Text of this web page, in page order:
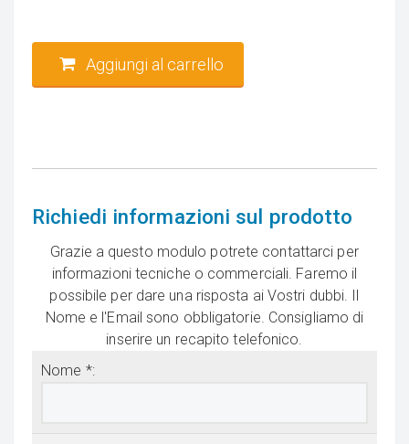
Aggiungi al carrello
Richiedi informazioni sul prodotto
Grazie a questo modulo potrete contattarci per
informazioni tecniche o commerciali. Faremo il
possibile per dare una risposta ai Vostri dubbi. Il
Nome e l'Email sono obbligatorie. Consigliamo di
inserire un recapito telefonico.
Nome *: